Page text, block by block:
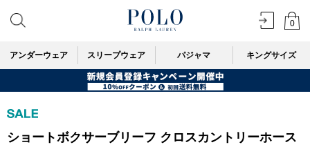
0
アンダーウェア スリープウェア パジャマ キングサイズ
ショートボクサーブリーフ クロスカントリーホース